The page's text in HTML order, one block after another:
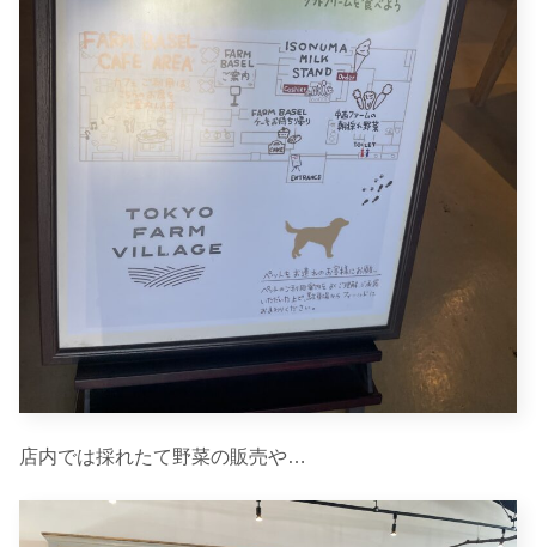
店内では採れたて野菜の販売や…